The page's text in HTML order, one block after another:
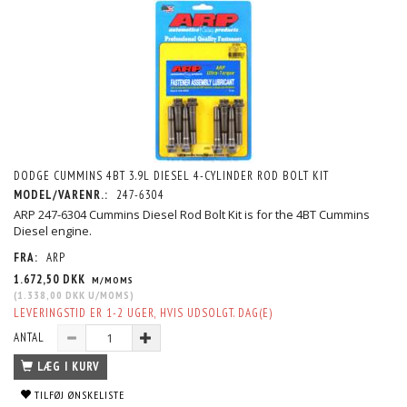
DODGE CUMMINS 4BT 3.9L DIESEL 4-CYLINDER ROD BOLT KIT
MODEL/VARENR.:
247-6304
ARP 247-6304 Cummins Diesel Rod Bolt Kit is for the 4BT Cummins
Diesel engine.
FRA: ARP
1.672,50 DKK M/MOMS
(1.338,00 DKK U/MOMS )
LEVERINGSTID ER 1-2 UGER, HVIS UDSOLGT. DAG(E)
ANTAL
LÆG I KURV
TILFØJ ØNSKELISTE